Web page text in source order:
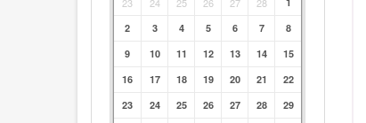
23 24 25 26 27 28
2
3 4 5 6 7
8
9
10 11 12 13 14
15
16
17 18 19 20 21
22
23
24 25 26 27 28
29